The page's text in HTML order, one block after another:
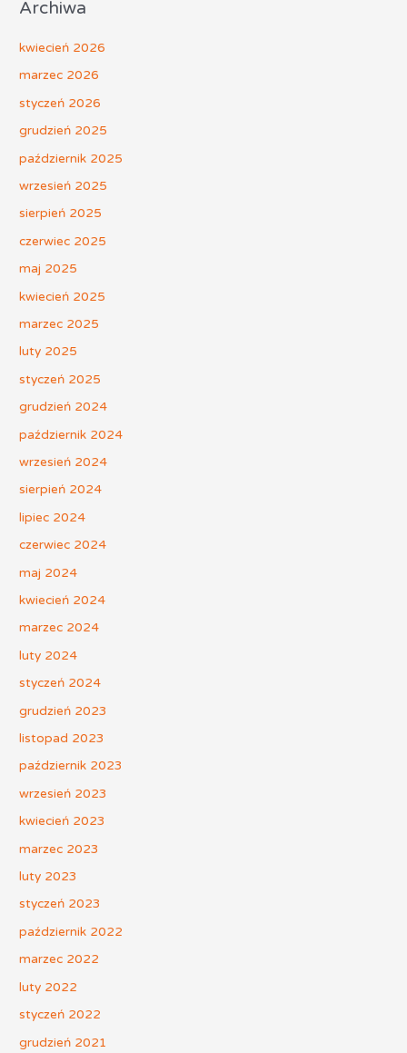
Archiwa
kwiecień 2026
marzec 2026
styczeń 2026
grudzień 2025
październik 2025
wrzesień 2025
sierpień 2025
czerwiec 2025
maj 2025
kwiecień 2025
marzec 2025
luty 2025
styczeń 2025
grudzień 2024
październik 2024
wrzesień 2024
sierpień 2024
lipiec 2024
czerwiec 2024
maj 2024
kwiecień 2024
marzec 2024
luty 2024
styczeń 2024
grudzień 2023
listopad 2023
październik 2023
wrzesień 2023
kwiecień 2023
marzec 2023
luty 2023
styczeń 2023
październik 2022
marzec 2022
luty 2022
styczeń 2022
grudzień 2021